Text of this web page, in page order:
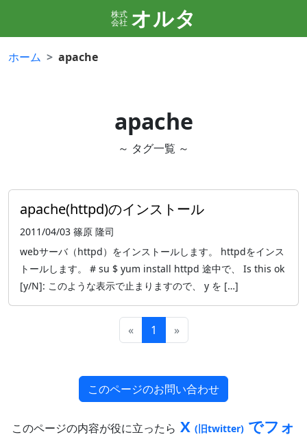
株式
会社 オルタ
ホーム apache
apache
～ タグ一覧 ～
apache(httpd)のインストール
2011/04/03 篠原 隆司
webサーバ（httpd）をインストールします。 httpdをインス
トールします。 # su $ yum install httpd 途中で、 Is this ok
[y/N]: このような表示で止まりますので、 y を […]
« 1 »
このページのお問い合わせ
このページの内容が役に立ったら X (旧twitter) でフォ